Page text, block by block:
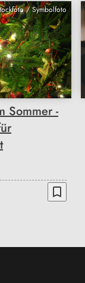
/ Symbolfoto
Sommer -
bookmark_border